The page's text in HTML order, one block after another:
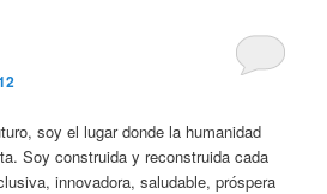
soy el lugar donde la humanidad
Soy construida y reconstruida cada
innovadora, saludable, próspera